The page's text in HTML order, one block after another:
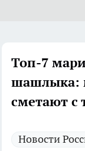
Топ-7
шашлыка:
сметают с
Новости